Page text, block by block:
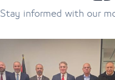
Stay informed with our